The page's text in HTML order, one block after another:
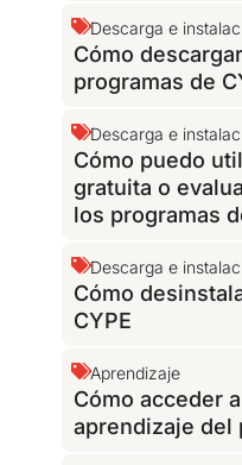
Descarga e
Cómo
programas de
Descarga e
Cómo puedo
gratuita o
los programas
Descarga e
Cómo
CYPE
Aprendizaje
Cómo acceder
aprendizaje del